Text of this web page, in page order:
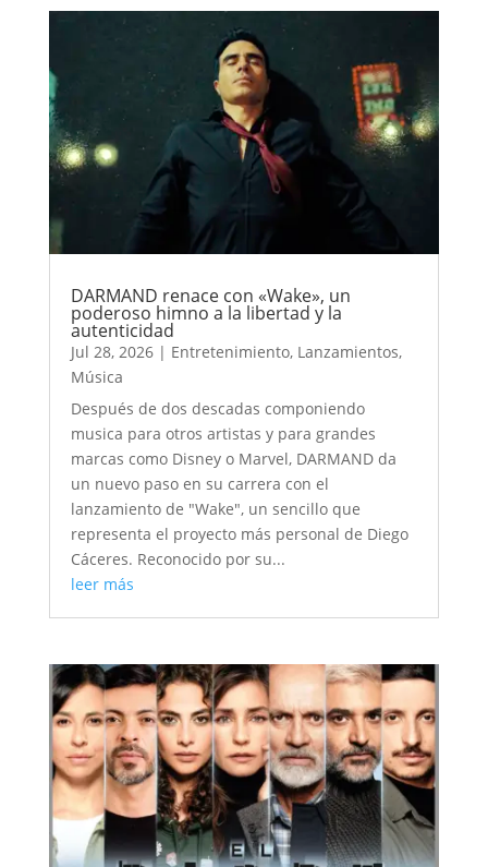
DARMAND renace con «Wake», un
poderoso himno a la libertad y la
autenticidad
Jul 28, 2026| Entretenimiento, Lanzamientos,
Música
Después de dos descadas componiendo
musica para otros artistas y para grandes
marcas como Disney o Marvel, DARMAND da
un nuevo paso en su carrera con el
lanzamiento de "Wake", un sencillo que
representa el proyecto más personal de Diego
Cáceres. Reconocido por su...
leer más